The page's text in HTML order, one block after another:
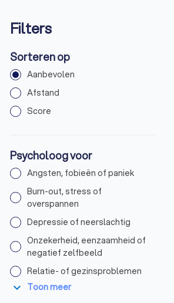
Filters
Sorteren op
Aanbevolen
Afstand
Score
Psycholoog voor
Angsten, fobieën of paniek
Burn-out, stress of
overspannen
Depressie of neerslachtig
Onzekerheid, eenzaamheid of
negatief zelfbeeld
Relatie- of gezinsproblemen
expand_more Toon meer